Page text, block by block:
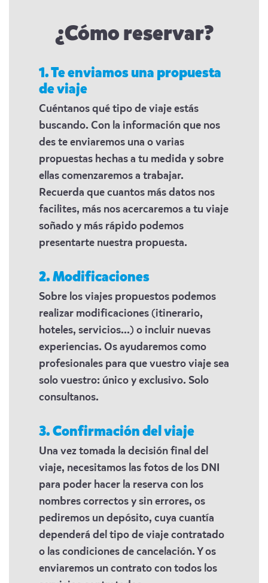
¿Cómo reservar?
1. Te enviamos una propuesta
de viaje
Cuéntanos qué tipo de viaje estás
buscando. Con la información que nos
des te enviaremos una o varias
propuestas hechas a tu medida y sobre
ellas comenzaremos a trabajar.
Recuerda que cuantos más datos nos
facilites, más nos acercaremos a tu viaje
soñado y más rápido podemos
presentarte nuestra propuesta.
2. Modificaciones
Sobre los viajes propuestos podemos
realizar modificaciones (itinerario,
hoteles, servicios...) o incluir nuevas
experiencias. Os ayudaremos como
profesionales para que vuestro viaje sea
solo vuestro: único y exclusivo. Solo
consultanos.
3. Confirmación del viaje
Una vez tomada la decisión final del
viaje, necesitamos las fotos de los DNI
para poder hacer la reserva con los
nombres correctos y sin errores, os
pediremos un depósito, cuya cuantía
dependerá del tipo de viaje contratado
o las condiciones de cancelación. Y os
enviaremos un contrato con todos los